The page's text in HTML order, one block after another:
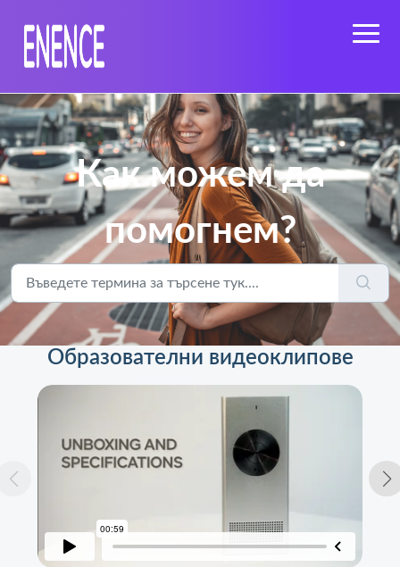
Как можем да
помогнем?
Образователни видеоклипове